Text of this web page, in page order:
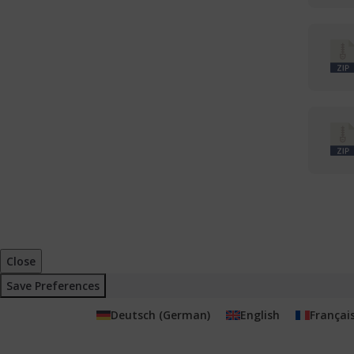
Close
Save Preferences
Deutsch (German) English